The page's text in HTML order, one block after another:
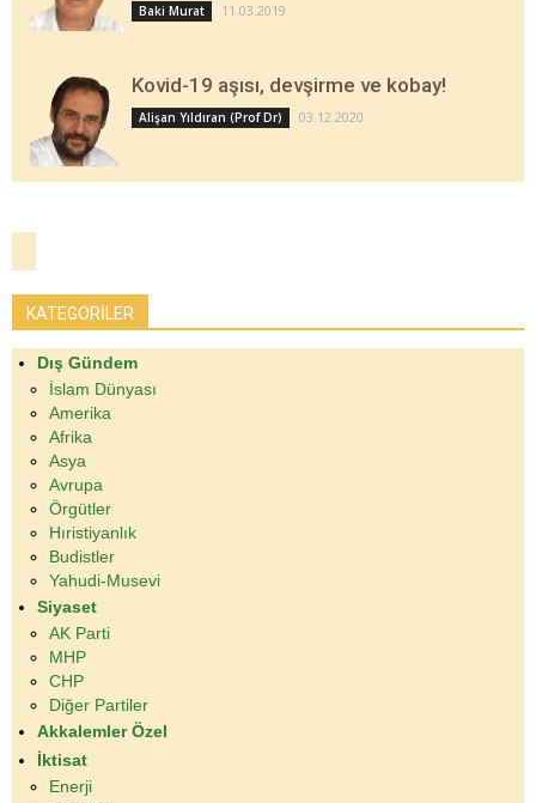
Baki Murat 11.03.2019
Kovid-19 aşısı, devşirme ve kobay!
Alişan Yıldıran (Prof Dr) 03.12.2020
KATEGORİLER
Dış Gündem
İslam Dünyası
Amerika
Afrika
Asya
Avrupa
Örgütler
Hıristiyanlık
Budistler
Yahudi-Musevi
Siyaset
AK Parti
MHP
CHP
Diğer Partiler
Akkalemler Özel
İktisat
Enerji